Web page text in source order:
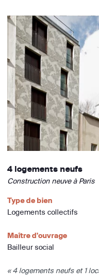
4 logements neufs
Construction neuve à Paris
Type de bien
Logements collectifs
Maître d'ouvrage
Bailleur social
« 4 logements neufs et 1